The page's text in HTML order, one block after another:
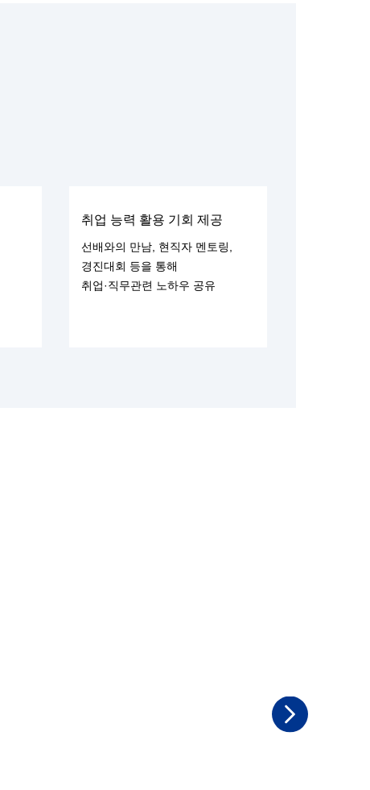
취업 능력 활용 기회 제공
선배와의 만남, 현직자 멘토링,
경진대회 등을 통해
취업·직무관련 노하우 공유